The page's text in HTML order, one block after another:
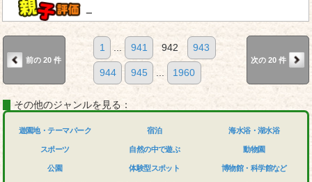
－
前の 20 件
1 ... 941 942 943
944 945 ... 1960
次の 20 件
その他のジャンルを見る：
遊園地・テーマパーク
スポーツ
公園
宿泊
自然の中で遊ぶ
体験型スポット
海水浴・湖水浴
動物園
博物館・科学館など